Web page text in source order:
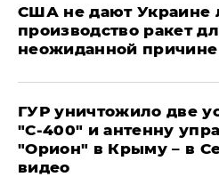
США не дают Украине
производство ракет
неожиданной
ГУР уничтожило две
"С‑400" и антенну
"Орион" в Крыму – в
видео